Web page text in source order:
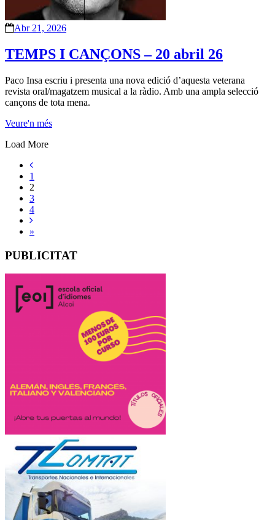
Abr 21, 2026
TEMPS I CANÇONS – 20 abril 26
Paco Insa escriu i presenta una nova edició d’aquesta veterana
revista oral/magatzem musical a la ràdio. Amb una ampla selecció
cançons de tota mena.
Veure'n més
Load More
1
2
3
4
»
PUBLICITAT